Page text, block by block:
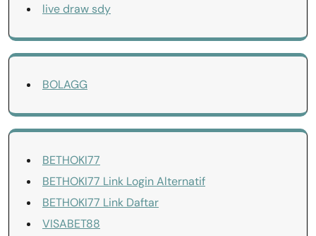
live draw sdy
BOLAGG
BETHOKI77
BETHOKI77 Link Login Alternatif
BETHOKI77 Link Daftar
VISABET88